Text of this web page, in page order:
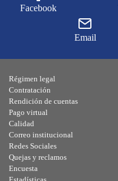
Facebook
Email
Régimen legal
Contratación
Rendición de cuentas
Pago virtual
Calidad
Correo institucional
Redes Sociales
Quejas y reclamos
Encuesta